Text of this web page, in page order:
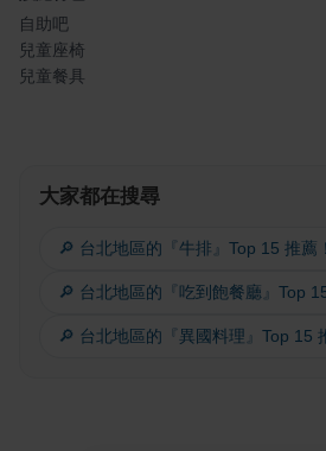
自助吧
兒童座椅
兒童餐具
大家都在搜尋
🔎 台北地區的『牛排』Top 15 推薦！
🔎 台北地區的『吃到飽餐廳』Top
🔎 台北地區的『異國料理』Top 15